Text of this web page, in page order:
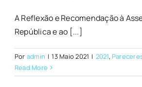
A Reflexão e Recomendação à
República e ao [...]
Por admin | 13 Maio 2021 | 2021,
Read More